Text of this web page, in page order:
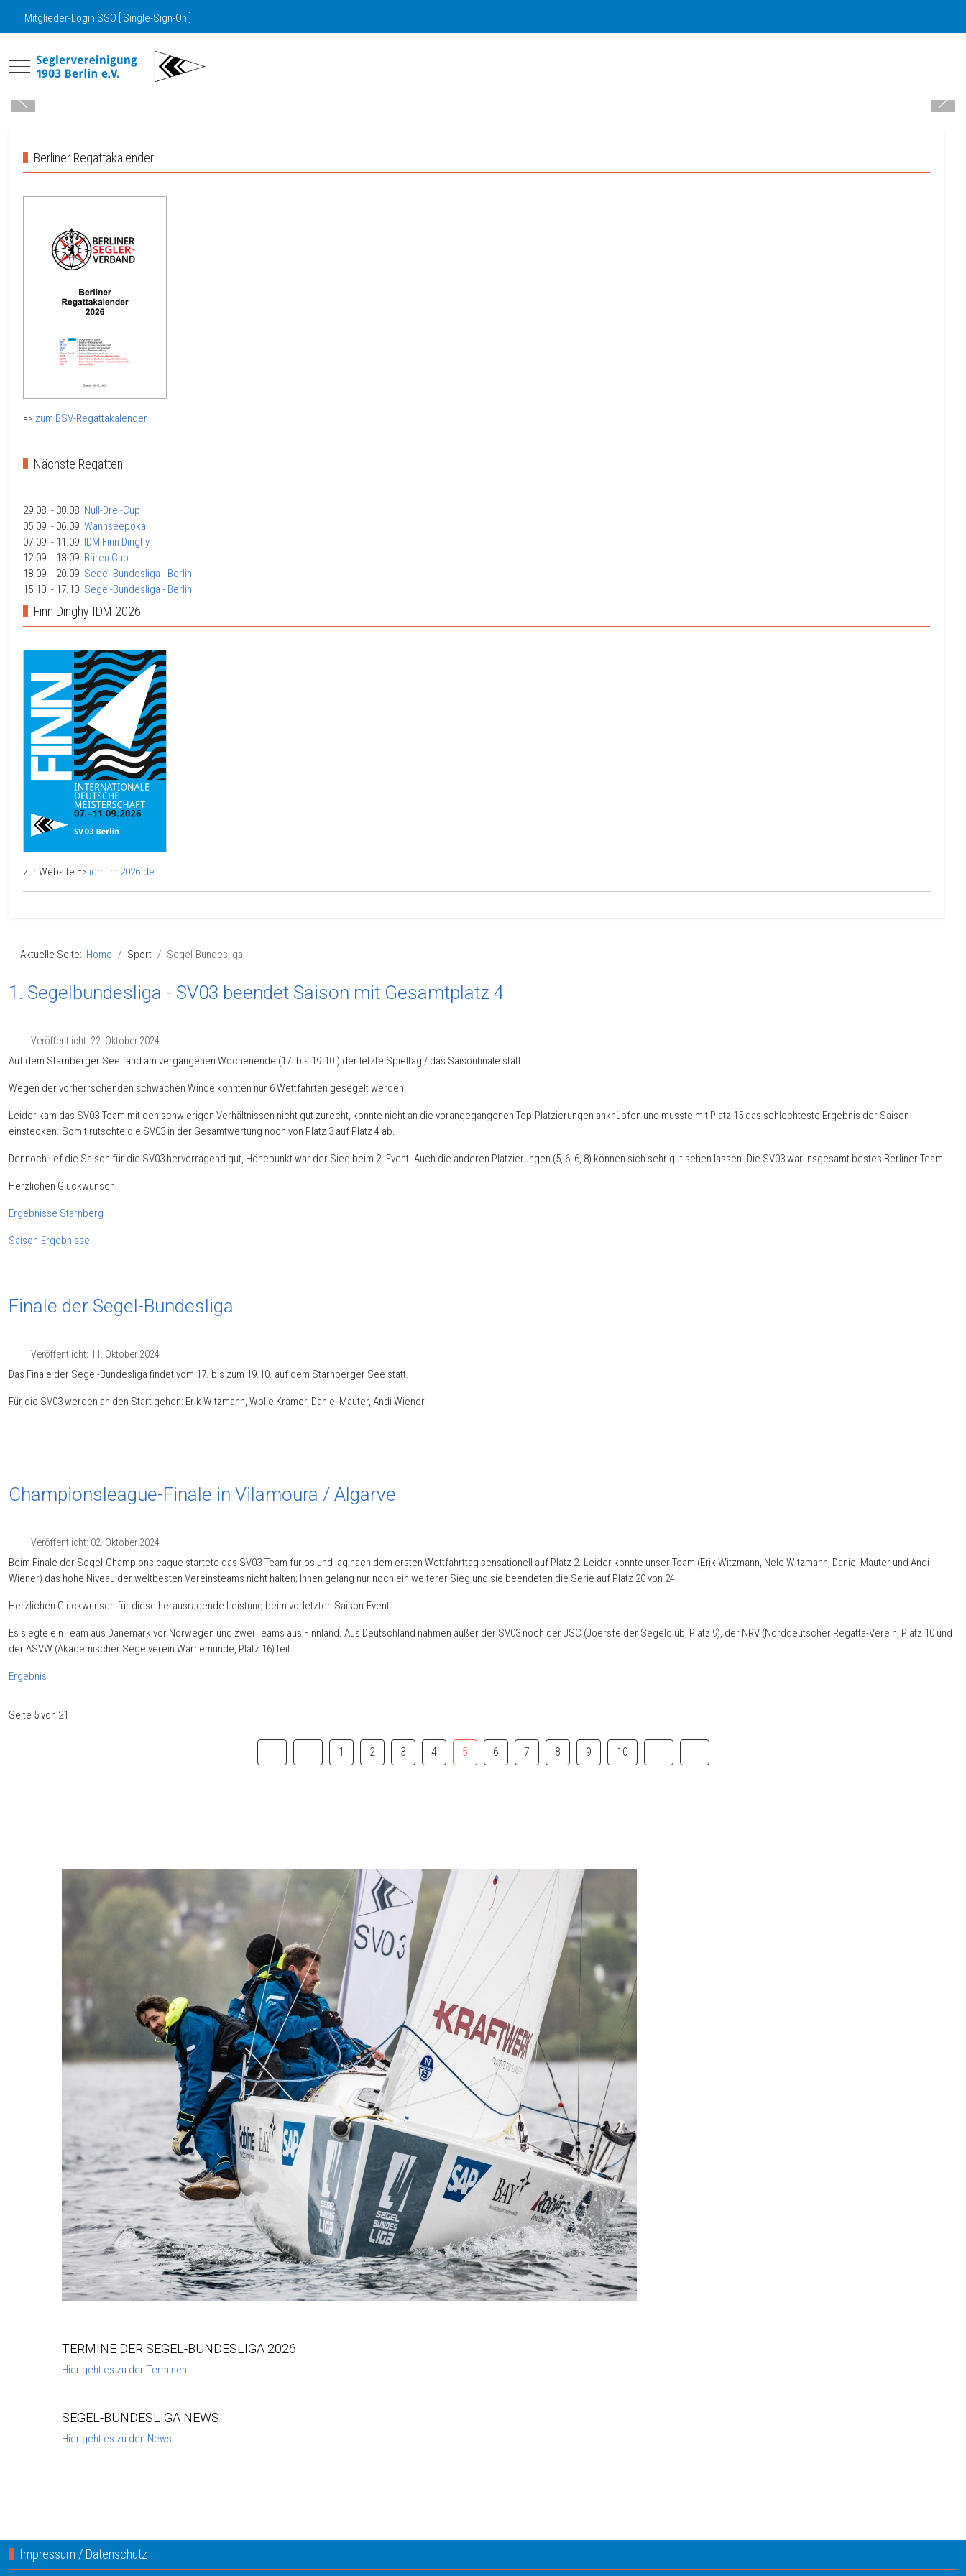
Mitglieder-Login SSO [ Single-Sign-On ]
Mobile Menu Toggle
Berliner Regattakalender
=> zum BSV-Regattakalender
Nächste Regatten
29.08. - 30.08. Null-Drei-Cup
05.09. - 06.09. Wannseepokal
07.09. - 11.09. IDM Finn Dinghy
12.09. - 13.09. Bären Cup
18.09. - 20.09. Segel-Bundesliga - Berlin
15.10. - 17.10. Segel-Bundesliga - Berlin
Finn Dinghy IDM 2026
zur Website => idmfinn2026.de
Aktuelle Seite: Home Sport Segel-Bundesliga
1. Segelbundesliga - SV03 beendet Saison mit Gesamtplatz 4
Veröffentlicht: 22. Oktober 2024
Auf dem Starnberger See fand am vergangenen Wochenende (17. bis 19.10.) der letzte Spieltag / das Saisonfinale statt.
Wegen der vorherrschenden schwachen Winde konnten nur 6 Wettfahrten gesegelt werden.
Leider kam das SV03-Team mit den schwierigen Verhältnissen nicht gut zurecht, konnte nicht an die vorangegangenen Top-Platzierungen anknüpfen und musste mit Platz 15 das schlechteste Ergebnis der Saison
einstecken. Somit rutschte die SV03 in der Gesamtwertung noch von Platz 3 auf Platz 4 ab.
Dennoch lief die Saison für die SV03 hervorragend gut, Höhepunkt war der Sieg beim 2. Event. Auch die anderen Platzierungen (5, 6, 6, 8) können sich sehr gut sehen lassen. Die SV03 war insgesamt bestes Berliner Team.
Herzlichen Glückwunsch!
Ergebnisse Starnberg
Saison-Ergebnisse
Finale der Segel-Bundesliga
Veröffentlicht: 11. Oktober 2024
Das Finale der Segel-Bundesliga findet vom 17. bis zum 19.10. auf dem Starnberger See statt.
Für die SV03 werden an den Start gehen: Erik Witzmann, Wolle Kramer, Daniel Mauter, Andi Wiener.
Championsleague-Finale in Vilamoura / Algarve
Veröffentlicht: 02. Oktober 2024
Beim Finale der Segel-Championsleague startete das SV03-Team furios und lag nach dem ersten Wettfahrttag sensationell auf Platz 2. Leider konnte unser Team (Erik Witzmann, Nele WItzmann, Daniel Mauter und Andi
Wiener) das hohe Niveau der weltbesten Vereinsteams nicht halten; Ihnen gelang nur noch ein weiterer Sieg und sie beendeten die Serie auf Platz 20 von 24.
Herzlichen Glückwunsch für diese herausragende Leistung beim vorletzten Saison-Event.
Es siegte ein Team aus Dänemark vor Norwegen und zwei Teams aus Finnland. Aus Deutschland nahmen außer der SV03 noch der JSC (Joersfelder Segelclub, Platz 9), der NRV (Norddeutscher Regatta-Verein, Platz 10 und
der ASVW (Akademischer Segelverein Warnemünde, Platz 16) teil.
Ergebnis
Seite 5 von 21
1 2 3 4 5 6 7 8 9 10
TERMINE DER SEGEL-BUNDESLIGA 2026
Hier geht es zu den Terminen
SEGEL-BUNDESLIGA NEWS
Hier geht es zu den News
Impressum / Datenschutz